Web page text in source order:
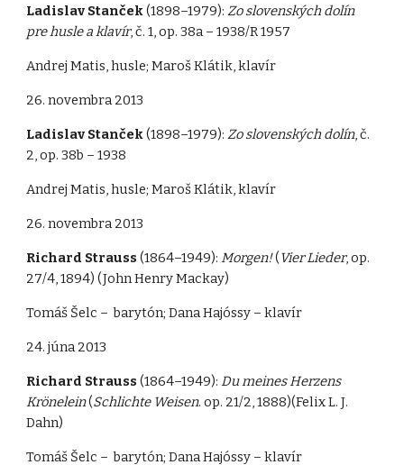
Ladislav Stanček(1898–1979): Zo slovenských dolín
pre husle a klavír, č. 1, op. 38a – 1938/R 1957
Andrej Matis, husle; Maroš Klátik, klavír
26. novembra 2013
Ladislav Stanček(1898–1979): Zo slovenských dolín, č.
2, op. 38b – 1938
Andrej Matis, husle; Maroš Klátik, klavír
26. novembra 2013
Richard Strauss (1864–1949):Morgen!(Vier Lieder, op.
27/4, 1894) (John Henry Mackay)
Tomáš Šelc – barytón; Dana Hajóssy – klavír
24. júna 2013
Richard Strauss (1864–1949):Du meines Herzens
Krönelein(Schlichte Weisen. op. 21/2, 1888)(Felix L. J.
Dahn)
Tomáš Šelc – barytón; Dana Hajóssy – klavír